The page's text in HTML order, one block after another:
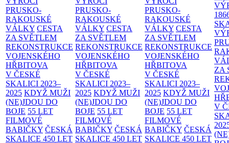
PRUSKO-
RAKOUSKÉ
VÁLKY CESTA
ZA SVĚTLEM
REKONSTRUKCE
VOJENSKÉHO
HŘBITOVA
V ČESKÉ
SKALICI 2023–
2025 KDYŽ MUŽI
(NE)JDOU DO
BOJE 55 LET
FILMOVÉ
BABIČKY ČESKÁ
SKALICE 450 LET
PRUSKO-
RAKOUSKÉ
VÁLKY CESTA
ZA SVĚTLEM
REKONSTRUKCE
VOJENSKÉHO
HŘBITOVA
V ČESKÉ
SKALICI 2023–
2025 KDYŽ MUŽI
(NE)JDOU DO
BOJE 55 LET
FILMOVÉ
BABIČKY ČESKÁ
SKALICE 450 LET
PRUSKO-
RAKOUSKÉ
VÁLKY CESTA
ZA SVĚTLEM
REKONSTRUKCE
VOJENSKÉHO
HŘBITOVA
V ČESKÉ
SKALICI 2023–
2025 KDYŽ MUŽI
(NE)JDOU DO
BOJE 55 LET
FILMOVÉ
BABIČKY ČESKÁ
SKALICE 450 LET
ZA
V